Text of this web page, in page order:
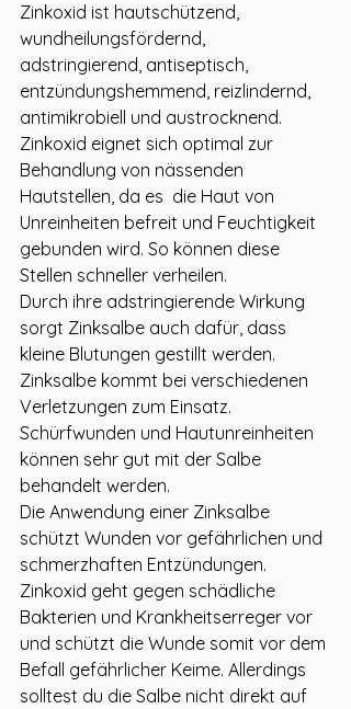
Zinkoxid ist hautschützend,
wundheilungsfördernd,
adstringierend, antiseptisch,
entzündungshemmend, reizlindernd,
antimikrobiell und austrocknend.
Zinkoxid eignet sich optimal zur
Behandlung von nässenden
Hautstellen, da es  die Haut von
Unreinheiten befreit und Feuchtigkeit
gebunden wird. So können diese
Stellen schneller verheilen.
Durch ihre adstringierende Wirkung
sorgt Zinksalbe auch dafür, dass
kleine Blutungen gestillt werden.
Zinksalbe kommt bei verschiedenen
Verletzungen zum Einsatz.
Schürfwunden und Hautunreinheiten
können sehr gut mit der Salbe
behandelt werden.
Die Anwendung einer Zinksalbe
schützt Wunden vor gefährlichen und
schmerzhaften Entzündungen.
Zinkoxid geht gegen schädliche
Bakterien und Krankheitserreger vor
und schützt die Wunde somit vor dem
Befall gefährlicher Keime. Allerdings
solltest du die Salbe nicht direkt auf